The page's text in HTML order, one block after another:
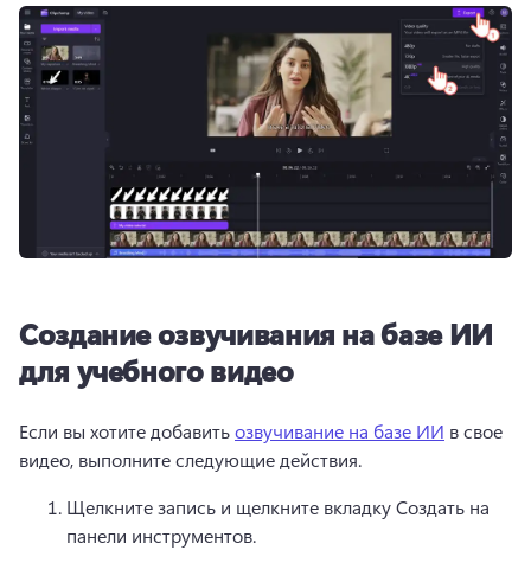
Создание озвучивания на базе ИИ
для учебного видео
Если вы хотите добавить озвучивание на базе ИИ в свое
видео, выполните следующие действия.
Щелкните запись и щелкните вкладку Создать на
панели инструментов.